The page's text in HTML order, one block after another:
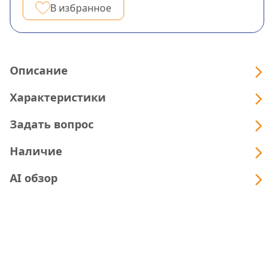
В избранное
Описание
Характеристики
Задать вопрос
Наличие
AI обзор